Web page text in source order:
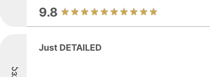
9.8
Just DETAILED